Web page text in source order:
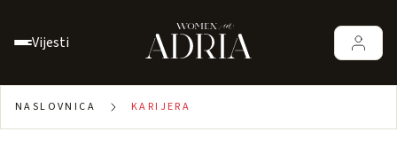
Vijesti
NASLOVNICA KARIJERA